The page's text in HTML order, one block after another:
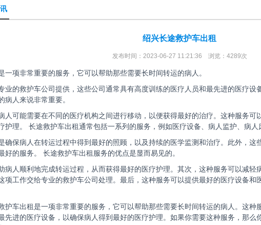
绍兴长途救护车出租
发布时间：2023-06-27 11:21:36 浏览：4289次
一项非常重要的服务，它可以帮助那些需要长时间转运的病人。
业的救护车公司提供，这些公司通常具有高度训练的医疗人员和最先进的医疗
病人来说非常重要。
人可能需要在不同的医疗机构之间进行移动，以便获得最好的治疗。这种服务
护理。 长途救护车出租通常包括一系列的服务，例如医疗设备、病人监护、病人
确保病人在转运过程中得到最好的照顾，以及持续的医学监测和治疗。此外，这
好的服务。 长途救护车出租服务的优点是显而易见的。
病人顺利地完成转运过程，从而获得最好的医疗护理。其次，这种服务可以减
项工作交给专业的救护车公司处理。最后，这种服务可以提供最好的医疗设备和
护车出租是一项非常重要的服务，它可以帮助那些需要长时间转运的病人。这种
先进的医疗设备，以确保病人得到最好的医疗护理。如果你需要这种服务，那